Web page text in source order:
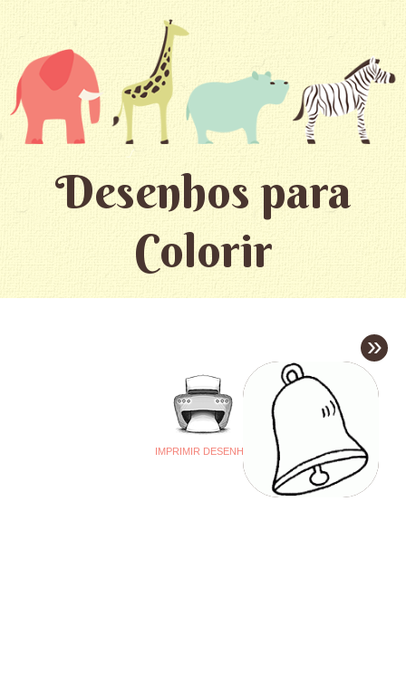
Desenhos para
Colorir
IMPRIMIR DESENHO
»